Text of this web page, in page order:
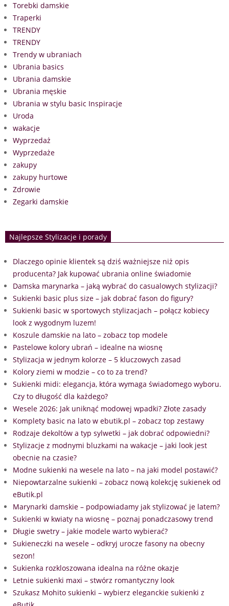
Torebki damskie
Traperki
TRENDY
TRENDY
Trendy w ubraniach
Ubrania basics
Ubrania damskie
Ubrania męskie
Ubrania w stylu basic Inspiracje
Uroda
wakacje
Wyprzedaż
Wyprzedaże
zakupy
zakupy hurtowe
Zdrowie
Zegarki damskie
Najlepsze Stylizacje i porady
Dlaczego opinie klientek są dziś ważniejsze niż opis
producenta? Jak kupować ubrania online świadomie
Damska marynarka – jaką wybrać do casualowych stylizacji?
Sukienki basic plus size – jak dobrać fason do figury?
Sukienki basic w sportowych stylizacjach – połącz kobiecy
look z wygodnym luzem!
Koszule damskie na lato – zobacz top modele
Pastelowe kolory ubrań – idealne na wiosnę
Stylizacja w jednym kolorze – 5 kluczowych zasad
Kolory ziemi w modzie – co to za trend?
Sukienki midi: elegancja, która wymaga świadomego wyboru.
Czy to długość dla każdego?
Wesele 2026: Jak uniknąć modowej wpadki? Złote zasady
Komplety basic na lato w ebutik.pl – zobacz top zestawy
Rodzaje dekoltów a typ sylwetki – jak dobrać odpowiedni?
Stylizacje z modnymi bluzkami na wakacje – jaki look jest
obecnie na czasie?
Modne sukienki na wesele na lato – na jaki model postawić?
Niepowtarzalne sukienki – zobacz nową kolekcję sukienek od
eButik.pl
Marynarki damskie – podpowiadamy jak stylizować je latem?
Sukienki w kwiaty na wiosnę – poznaj ponadczasowy trend
Długie swetry – jakie modele warto wybierać?
Sukieneczki na wesele – odkryj urocze fasony na obecny
sezon!
Sukienka rozkloszowana idealna na różne okazje
Letnie sukienki maxi – stwórz romantyczny look
Szukasz Mohito sukienki – wybierz eleganckie sukienki z